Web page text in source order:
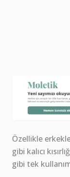
Özellikle
gibi kalıcı
gibi tek